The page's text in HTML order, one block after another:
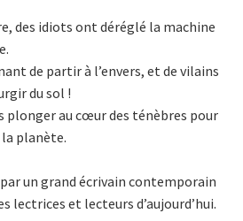
des idiots ont déréglé la machine
de partir à l’envers, et de vilains
du sol !
plonger au cœur des ténèbres pour
planète.
un grand écrivain contemporain
lectrices et lecteurs d’aujourd’hui.